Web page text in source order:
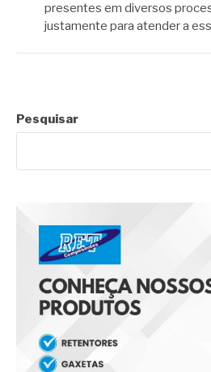
presentes em diversos
justamente para atender a
Pesquisar